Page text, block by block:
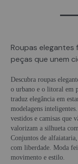
Roupas elegantes
peças que unem
Descubra roupas
o urbano e o litoral em
traduz elegância em
modelagens
vestidos e camisas que
valorizam a silhueta
Conjuntos de
com liberdade. Moda
movimento e estilo.